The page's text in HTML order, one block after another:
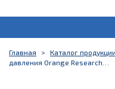
Главная Каталог продукции
давления Orange Research…